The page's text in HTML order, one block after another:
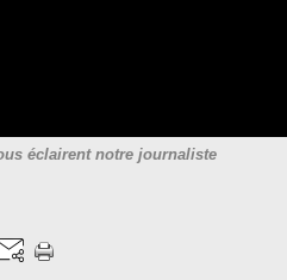
éclairent notre journaliste